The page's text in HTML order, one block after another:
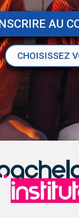
AU
CHOISISSEZ